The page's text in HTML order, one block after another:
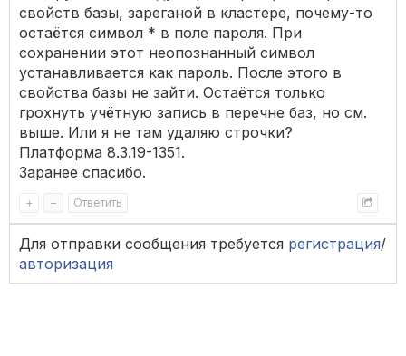
свойств базы, зареганой в кластере, почему-то
остаётся символ * в поле пароля. При
сохранении этот неопознанный символ
устанавливается как пароль. После этого в
свойства базы не зайти. Остаётся только
грохнуть учётную запись в перечне баз, но см.
выше. Или я не там удаляю строчки?
Платформа 8.3.19-1351.
Заранее спасибо.
+ – Ответить
Для отправки сообщения требуется регистрация/
авторизация